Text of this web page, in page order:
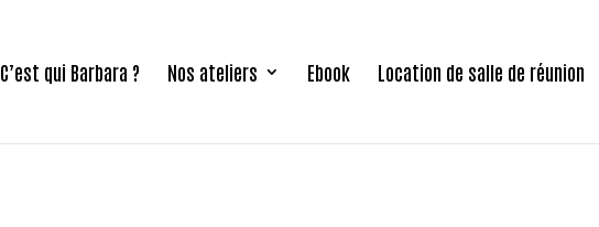
C’est qui Barbara ? Nos ateliers Ebook Location de salle de réunion